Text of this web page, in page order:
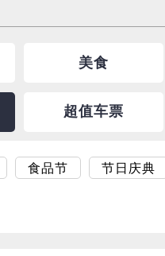
美食
超值车票
食品节 节日庆典